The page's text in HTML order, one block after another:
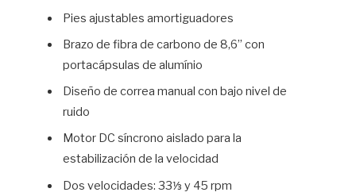
Pies ajustables amortiguadores
Brazo de fibra de carbono de 8,6” con
portacápsulas de alumínio
Diseño de correa manual con bajo nivel de
ruido
Motor DC síncrono aislado para la
estabilización de la velocidad
Dos velocidades: 33⅓ y 45 rpm